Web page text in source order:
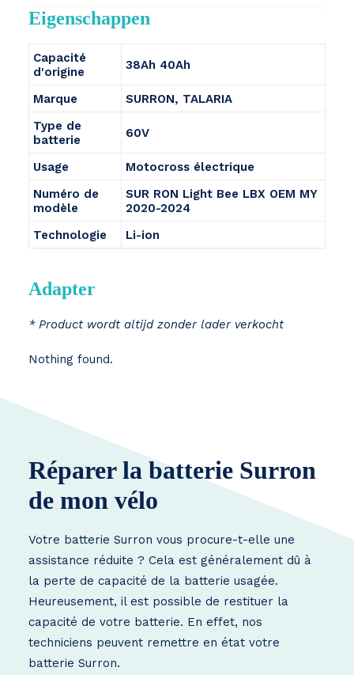
Eigenschappen
Capacité
d'origine
38Ah 40Ah
Marque
SURRON, TALARIA
Type de
batterie
60V
Usage
Motocross électrique
Numéro de
modèle
SUR RON Light Bee LBX OEM MY
2020-2024
Technologie
Li-ion
Adapter
* Product wordt altijd zonder lader verkocht
Nothing found.
Réparer la batterie Surron
de mon vélo
Votre batterie Surron vous procure-t-elle une
assistance réduite ? Cela est généralement dû à
la perte de capacité de la batterie usagée.
Heureusement, il est possible de restituer la
capacité de votre batterie. En effet, nos
techniciens peuvent remettre en état votre
batterie Surron.